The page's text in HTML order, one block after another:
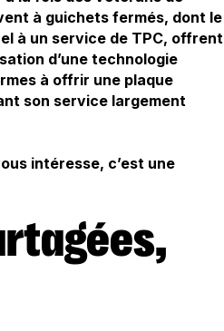
à guichets fermés, dont le
à un service de TPC, offrent
d’une technologie
à offrir une plaque
son service largement
intéresse, c’est une